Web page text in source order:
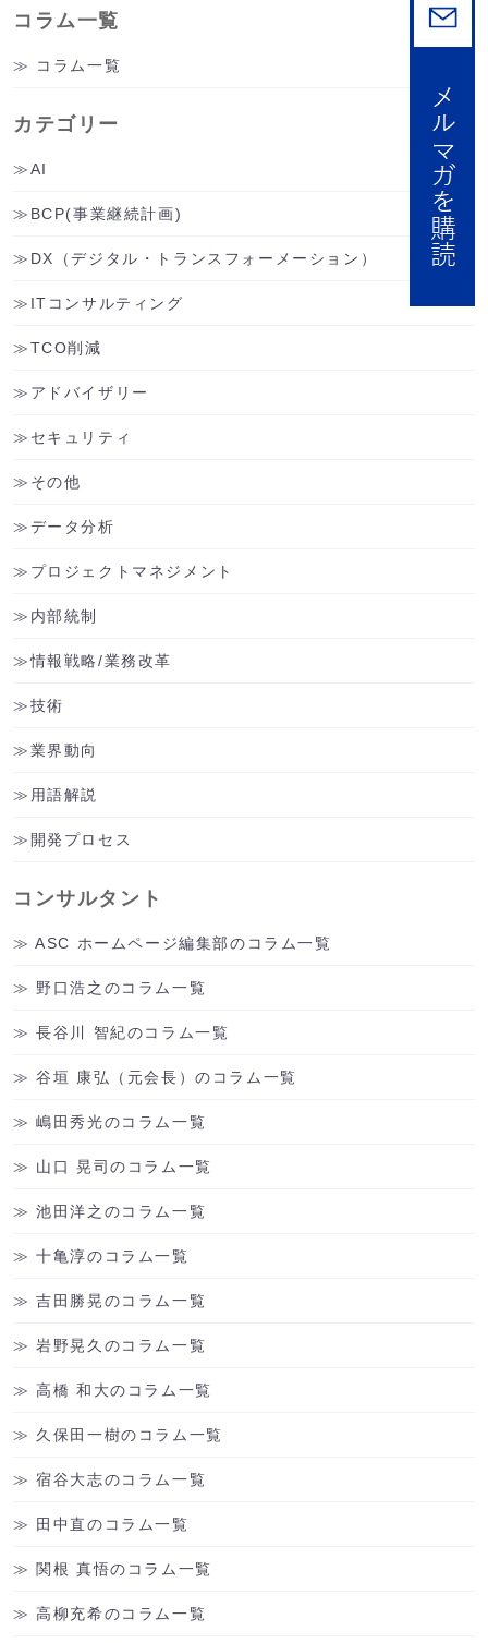
コラム一覧
コラム一覧
カテゴリー
AI
BCP(事業継続計画)
DX（デジタル・トランスフォーメーション）
ITコンサルティング
TCO削減
アドバイザリー
セキュリティ
その他
データ分析
プロジェクトマネジメント
内部統制
情報戦略/業務改革
技術
業界動向
用語解説
開発プロセス
コンサルタント
ASC ホームページ編集部のコラム一覧
野口浩之のコラム一覧
長谷川 智紀のコラム一覧
谷垣 康弘（元会長）のコラム一覧
嶋田秀光のコラム一覧
山口 晃司のコラム一覧
池田洋之のコラム一覧
十亀淳のコラム一覧
吉田勝晃のコラム一覧
岩野晃久のコラム一覧
高橋 和大のコラム一覧
久保田一樹のコラム一覧
宿谷大志のコラム一覧
田中直のコラム一覧
関根 真悟のコラム一覧
高柳充希のコラム一覧